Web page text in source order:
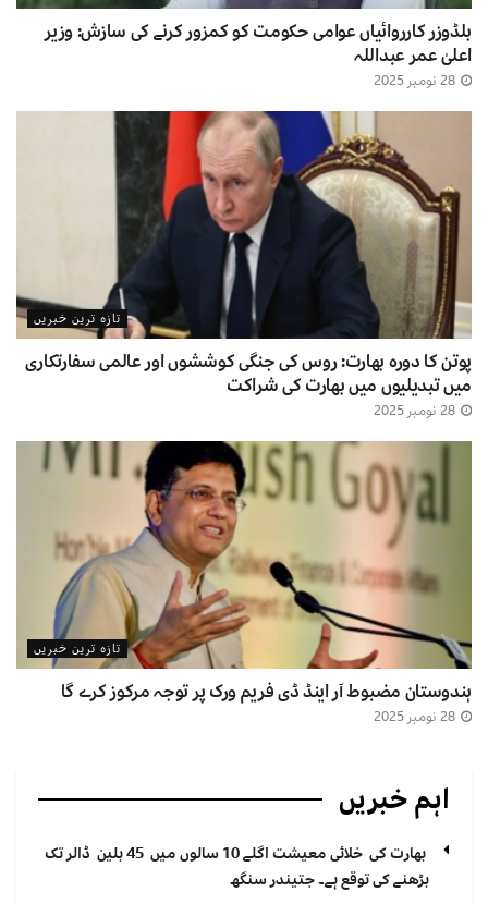
بلڈوزر کارروائیاں عوامی حکومت کو کمزور کرنے کی سازش: وزیر
اعلیٰ عمر عبداللہ
تازہ ترین خبریں
پوتن کا دورہ بھارت: روس کی جنگی کوششوں اور عالمی سفارتکاری
میں تبدیلیوں میں بھارت کی شراکت
تازہ ترین خبریں
ہندوستان مضبوط آر اینڈ ڈی فریم ورک پر توجہ مرکوز کرے گا
اہم خبریں
بھارت کی خلائی معیشت اگلے 10 سالوں میں 45 بلین ڈالر تک
بڑھنے کی توقع ہے۔ جتیندر سنگھ